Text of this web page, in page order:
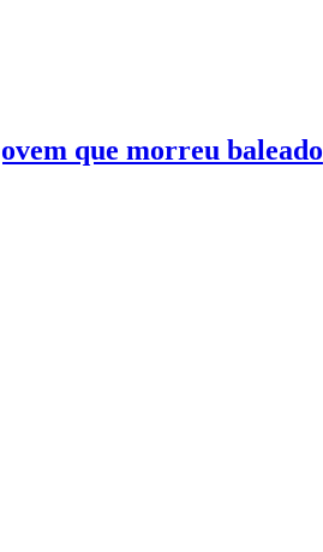
que morreu baleado